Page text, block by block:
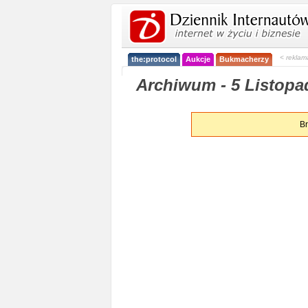
the:protocol Aukcje Bukmacherzy <
Archiwum - 5